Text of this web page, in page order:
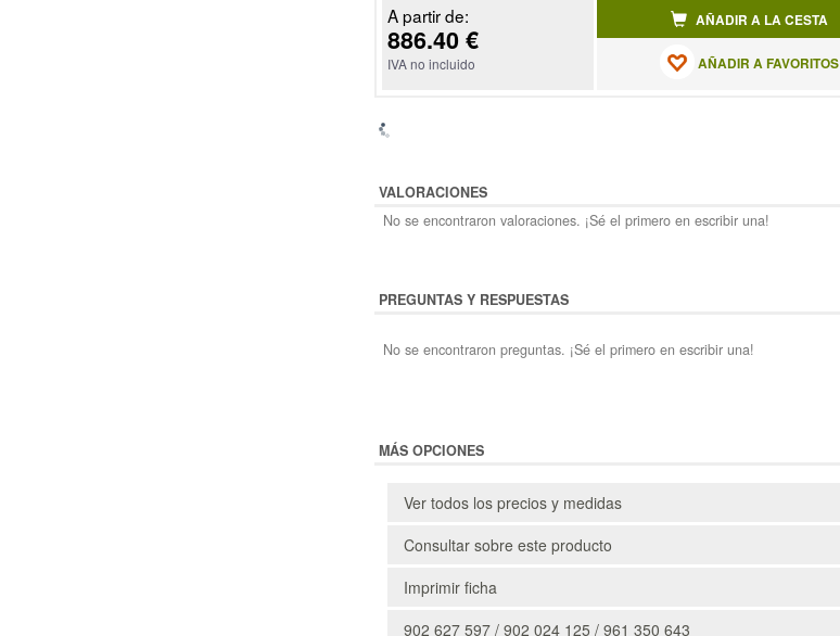
A partir de:
886.40 €
IVA no incluido
AÑADIR A LA CESTA
AÑADIR A FAVORITOS
VALORACIONES
No se encontraron valoraciones. ¡Sé el primero en escribir una!
PREGUNTAS Y RESPUESTAS
No se encontraron preguntas. ¡Sé el primero en escribir una!
MÁS OPCIONES
Ver todos los precios y medidas
Consultar sobre este producto
Imprimir ficha
902 627 597 / 902 024 125 / 961 350 643